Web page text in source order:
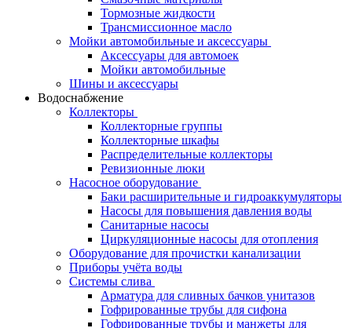
Тормозные жидкости
Трансмиссионное масло
Мойки автомобильные и аксессуары
Аксессуары для автомоек
Мойки автомобильные
Шины и аксессуары
Водоснабжение
Коллекторы
Коллекторные группы
Коллекторные шкафы
Распределительные коллекторы
Ревизионные люки
Насосное оборудование
Баки расширительные и гидроаккумуляторы
Насосы для повышения давления воды
Санитарные насосы
Циркуляционные насосы для отопления
Оборудование для прочистки канализации
Приборы учёта воды
Системы слива
Арматура для сливных бачков унитазов
Гофрированные трубы для сифона
Гофрированные трубы и манжеты для